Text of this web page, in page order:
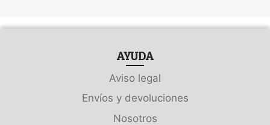
AYUDA
Aviso legal
Envíos y devoluciones
Nosotros